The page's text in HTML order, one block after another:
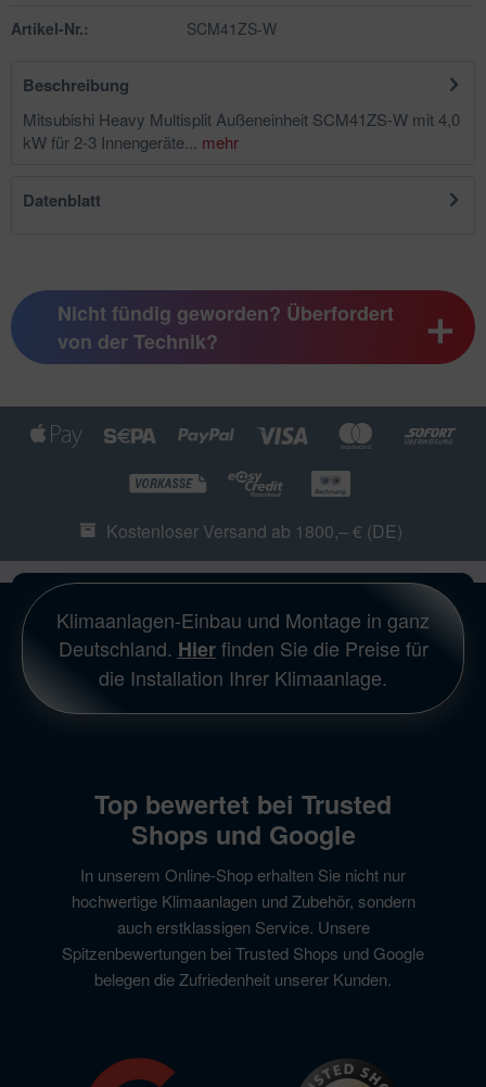
Artikel-Nr.: SCM41ZS-W
Beschreibung
Mitsubishi Heavy Multisplit Außeneinheit SCM41ZS-W mit 4,0
kW für 2-3 Innengeräte... mehr
Datenblatt
Nicht fündig geworden? Überfordert
von der Technik?
Kostenloser Versand ab 1800,– € (DE)
Klimaanlagen-Einbau und Montage in ganz
Deutschland. Hierfinden Sie die Preise für
die Installation Ihrer Klimaanlage.
Top bewertet bei Trusted
Shops und Google
In unserem Online-Shop erhalten Sie nicht nur
hochwertige Klimaanlagen und Zubehör, sondern
auch erstklassigen Service. Unsere
Spitzenbewertungen bei Trusted Shops und Google
belegen die Zufriedenheit unserer Kunden.